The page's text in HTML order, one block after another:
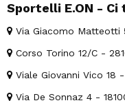
Sportelli E.ON - Ci
Via Giacomo Matteotti
Corso Torino 12/C -
Viale Giovanni Vico 18 -
Via De Sonnaz 4 -